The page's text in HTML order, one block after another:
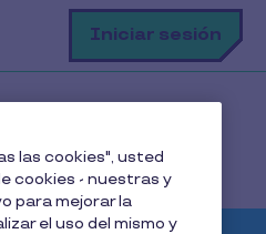
Iniciar sesión
las cookies", usted
cookies - nuestras y
para mejorar la
el uso del mismo y